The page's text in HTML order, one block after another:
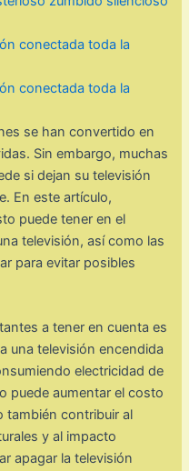
conectada toda la
conectada toda la
se han convertido en
Sin embargo, muchas
si dejan su televisión
En este artículo,
puede tener en el
televisión, así como las
para evitar posibles
a tener en cuenta es
una televisión encendida
electricidad de
puede aumentar el costo
también contribuir al
y al impacto
apagar la televisión